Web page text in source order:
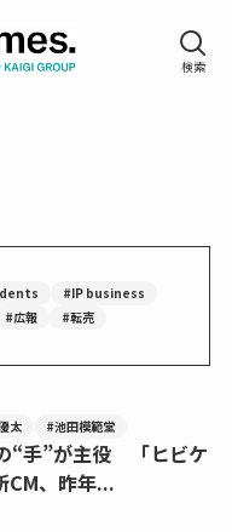
#IP business
#広報 #転売
太 #池田模範堂
“手”が主役 「ヒビケ
CM、昨年...